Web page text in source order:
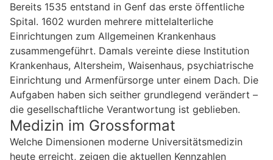
Bereits 1535 entstand in Genf das erste öffentliche
Spital. 1602 wurden mehrere mittelalterliche
Einrichtungen zum Allgemeinen Krankenhaus
zusammengeführt. Damals vereinte diese Institution
Krankenhaus, Altersheim, Waisenhaus, psychiatrische
Einrichtung und Armenfürsorge unter einem Dach. Die
Aufgaben haben sich seither grundlegend verändert –
die gesellschaftliche Verantwortung ist geblieben.
Medizin im Grossformat
Welche Dimensionen moderne Universitätsmedizin
heute erreicht, zeigen die aktuellen Kennzahlen